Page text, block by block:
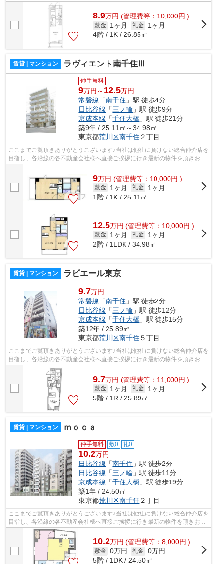
様へ提供しております！最新の情報は...
8.9万円 (管理費等：10,000円 )
敷金 1ヶ月 礼金
1ヶ月
4階 / 1K / 26.85㎡
賃貸 | マンション ラヴィエント南千住Ⅲ
仲手無料
9万円～ 12.5万円
常磐線 「南千住 」駅 徒歩4分
日比谷線 「三ノ輪 」駅 徒歩9分
京成本線 「千住大橋 」駅 徒歩21分
築9年 / 25.11㎡～34.98㎡
東京都荒川区南千住 ２丁目
ここまでご覧頂きありがとうございます♪当社は他社に負けない総合仲介店を
目指し、各沿線の各不動産会社様へ直接ご挨拶に行き最新の物件を頂きお客
9万円 (管理費等：10,000円 )
敷金 1ヶ月 礼金
1ヶ月
1階 / 1K / 25.11㎡
12.5万円 (管理費等：10,000円 )
敷金 1ヶ月 礼金
1ヶ月
2階 / 1LDK / 34.98㎡
賃貸 | マンション ラビエール東京
9.7万円
常磐線 「南千住 」駅 徒歩2分
日比谷線 「三ノ輪 」駅 徒歩12分
京成本線 「千住大橋 」駅 徒歩15分
築12年 / 25.89㎡
東京都荒川区南千住 ５丁目
ここまでご覧頂きありがとうございます♪当社は他社に負けない総合仲介店を
目指し、各沿線の各不動産会社様へ直接ご挨拶に行き最新の物件を頂きお客
様へ提供しております！最新の情報は...
9.7万円 (管理費等：11,000円 )
敷金 1ヶ月 礼金
1ヶ月
5階 / 1R / 25.89㎡
賃貸 | マンション ｍｏｃａ
仲手無料 敷0 礼0
10.2万円
日比谷線 「南千住 」駅 徒歩2分
日比谷線 「三ノ輪 」駅 徒歩11分
京成本線 「千住大橋 」駅 徒歩19分
築1年 / 24.50㎡
東京都荒川区南千住 ２丁目
ここまでご覧頂きありがとうございます♪当社は他社に負けない総合仲介店を
目指し、各沿線の各不動産会社様へ直接ご挨拶に行き最新の物件を頂きお客
様へ提供しております！最新の情報は...
10.2万円 (管理費等：8,000円 )
敷金 0万円 礼金 0万円
5階 / 1DK / 24.50㎡